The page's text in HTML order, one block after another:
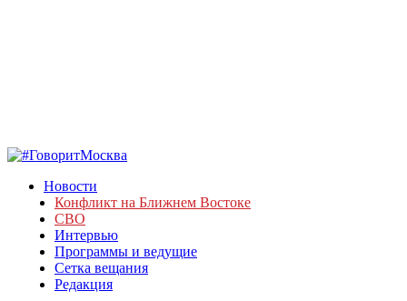
Новости
Конфликт на Ближнем Востоке
СВО
Интервью
Программы и ведущие
Сетка вещания
Редакция